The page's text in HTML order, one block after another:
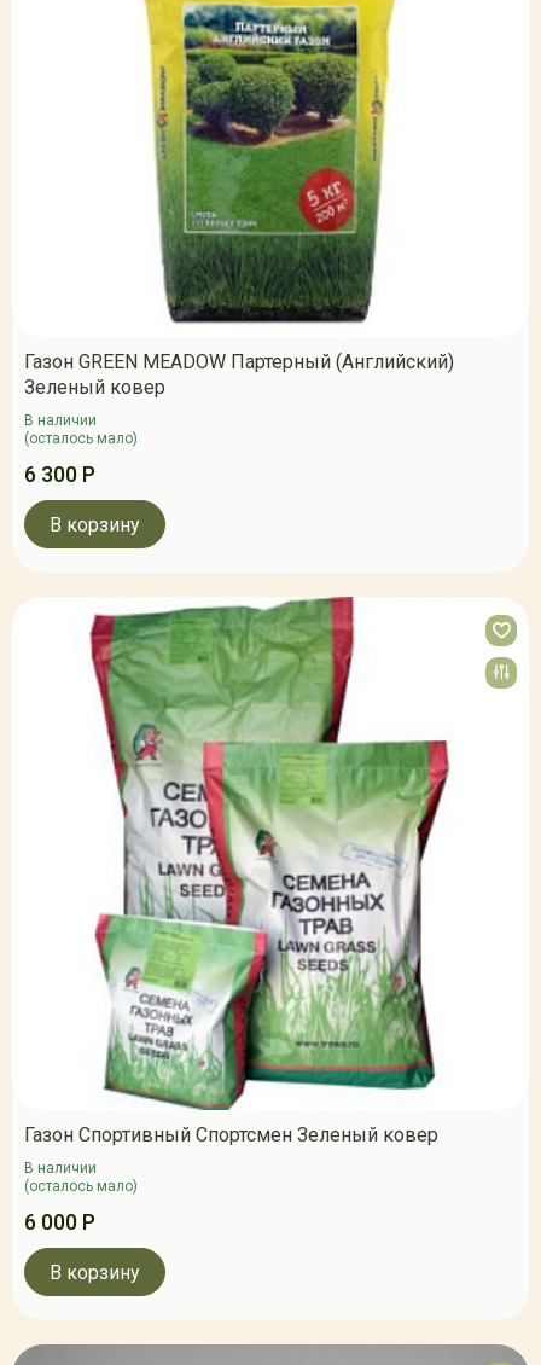
Газон GREEN MEADOW Партерный (Английский)
Зеленый ковер
В наличии
(осталось мало)
6 300 Р
В корзину
Газон Спортивный Спортсмен Зеленый ковер
В наличии
(осталось мало)
6 000 Р
В корзину